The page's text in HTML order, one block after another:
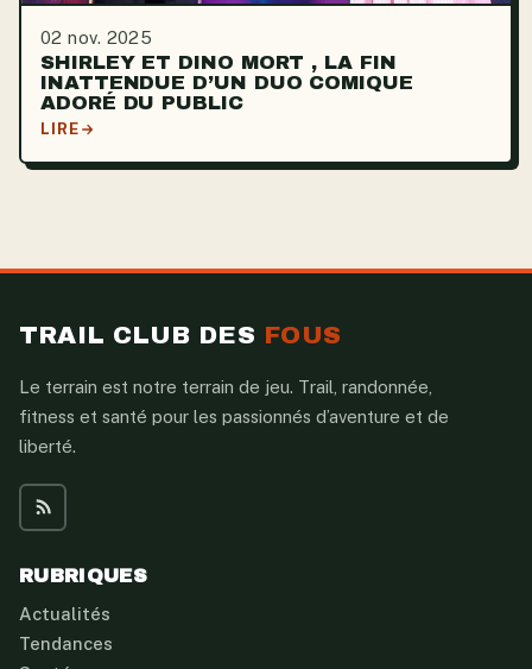
02 nov. 2025
SHIRLEY ET DINO MORT , LA FIN
INATTENDUE D’UN DUO COMIQUE
ADORÉ DU PUBLIC
LIRE
TRAIL CLUB DES FOUS
Le terrain est notre terrain de jeu. Trail, randonnée,
fitness et santé pour les passionnés d’aventure et de
liberté.
RUBRIQUES
Actualités
Tendances